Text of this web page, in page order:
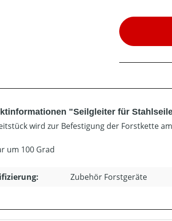
"Seilgleiter für
wird zur Befestigung der Forstkette
um 100 Grad
Zubehör Forstgeräte